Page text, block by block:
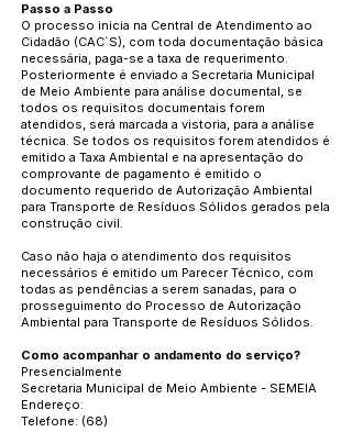
Passo a Passo
O processo inicia na Central de Atendimento ao
Cidadão (CAC´S), com toda documentação básica
necessária, paga-se a taxa de requerimento.
Posteriormente é enviado a Secretaria Municipal
de Meio Ambiente para análise documental, se
todos os requisitos documentais forem
atendidos, será marcada a vistoria, para a análise
técnica. Se todos os requisitos forem atendidos é
emitido a Taxa Ambiental e na apresentação do
comprovante de pagamento é emitido o
documento requerido de Autorização Ambiental
para Transporte de Resíduos Sólidos gerados pela
construção civil.
Caso não haja o atendimento dos requisitos
necessários é emitido um Parecer Técnico, com
todas as pendências a serem sanadas, para o
prosseguimento do Processo de Autorização
Ambiental para Transporte de Resíduos Sólidos.
Como acompanhar o andamento do serviço?
Presencialmente
Secretaria Municipal de Meio Ambiente - SEMEIA
Endereço:
Telefone: (68)